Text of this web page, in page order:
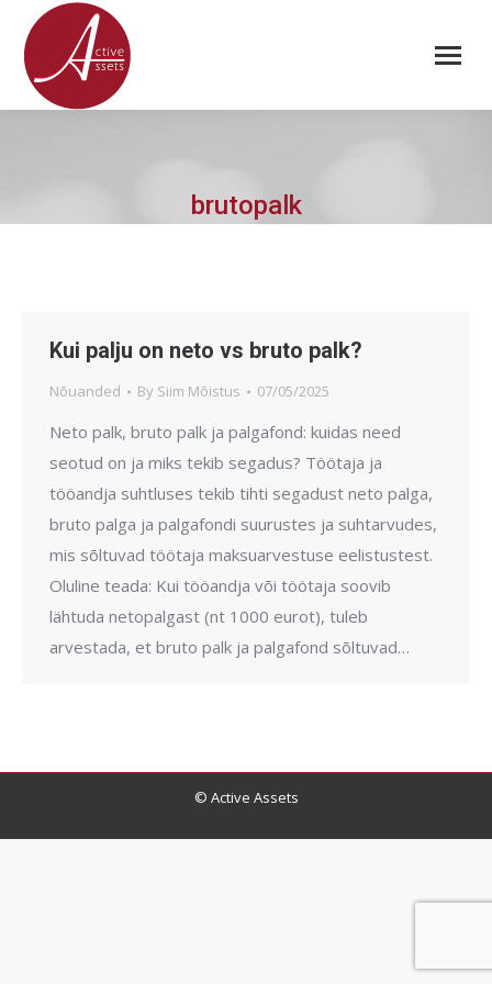
brutopalk
Kui palju on neto vs bruto palk?
Nõuanded By Siim Mõistus 07/05/2025
Neto palk, bruto palk ja palgafond: kuidas need
seotud on ja miks tekib segadus? Töötaja ja
tööandja suhtluses tekib tihti segadust neto palga,
bruto palga ja palgafondi suurustes ja suhtarvudes,
mis sõltuvad töötaja maksuarvestuse eelistustest.
Oluline teada: Kui tööandja või töötaja soovib
lähtuda netopalgast (nt 1000 eurot), tuleb
arvestada, et bruto palk ja palgafond sõltuvad…
© Active Assets